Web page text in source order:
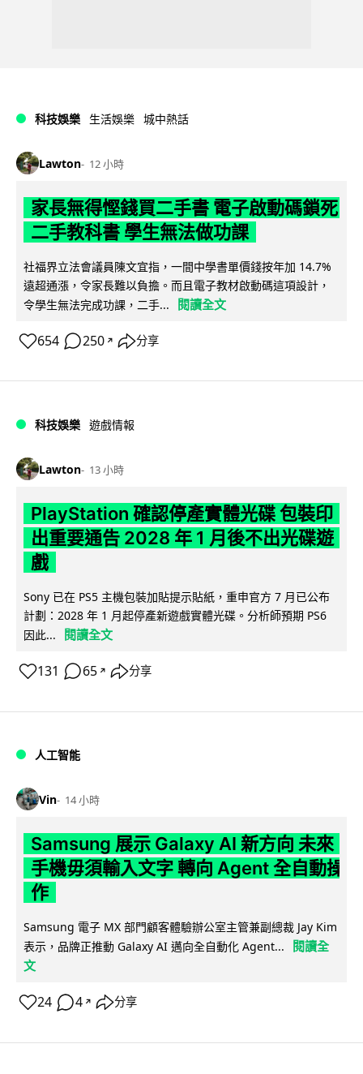
科技娛樂 生活娛樂 城中熱話
Lawton 12 小時
家長無得慳錢買二手書 電子啟動碼鎖死
二手教科書 學生無法做功課
社福界立法會議員陳文宜指，一間中學書單價錢按年加 14.7%
遠超通漲，令家長難以負擔。而且電子教材啟動碼這項設計，
令學生無法完成功課，二手...
閱讀全文
654 250 ↗ 分享
科技娛樂 遊戲情報
Lawton 13 小時
PlayStation 確認停產實體光碟 包裝印
出重要通告 2028 年 1 月後不出光碟遊
戲
Sony 已在 PS5 主機包裝加貼提示貼紙，重申官方 7 月已公布
計劃：2028 年 1 月起停產新遊戲實體光碟。分析師預期 PS6
因此...
閱讀全文
131 65 ↗ 分享
人工智能
Vin 14 小時
Samsung 展示 Galaxy AI 新方向 未來
手機毋須輸入文字 轉向 Agent 全自動操
作
Samsung 電子 MX 部門顧客體驗辦公室主管兼副總裁 Jay Kim
表示，品牌正推動 Galaxy AI 邁向全自動化 Agent...
閱讀全
文
24 4 ↗ 分享